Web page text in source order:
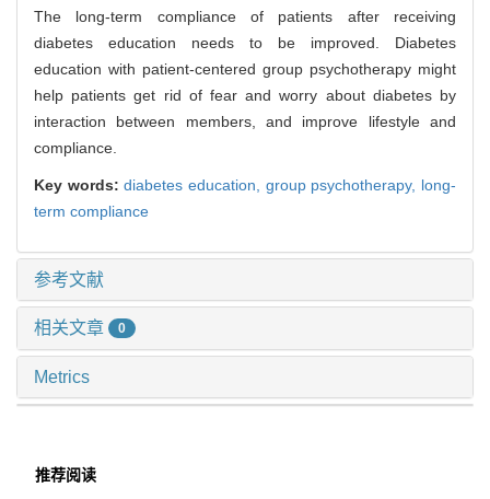
The long-term compliance of patients after receiving
diabetes education needs to be improved. Diabetes
education with patient-centered group psychotherapy might
help patients get rid of fear and worry about diabetes by
interaction between members, and improve lifestyle and
compliance.
Key words:diabetes education, group psychotherapy, long-
term compliance
参考文献
相关文章 0
Metrics
推荐阅读